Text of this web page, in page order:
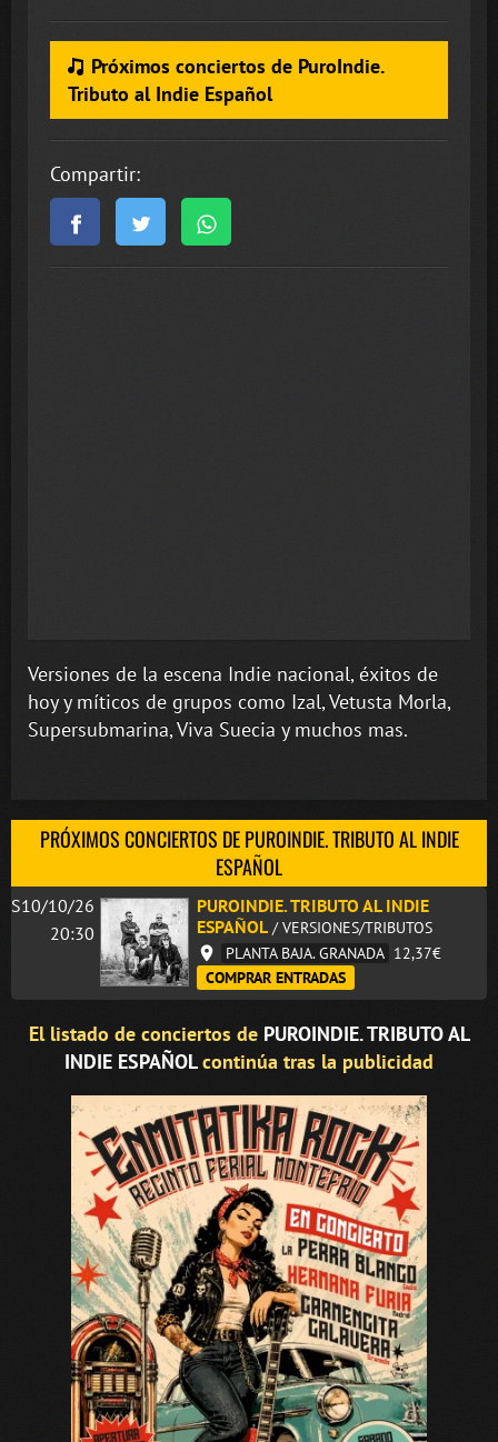
Próximos conciertos de PuroIndie.
Tributo al Indie Español
Compartir:
Versiones de la escena Indie nacional, éxitos de
hoy y míticos de grupos como Izal, Vetusta Morla,
Supersubmarina, Viva Suecia y muchos mas.
PRÓXIMOS CONCIERTOS DE PUROINDIE. TRIBUTO AL INDIE
ESPAÑOL
S10/10/26
20:30
PUROINDIE. TRIBUTO AL INDIE
ESPAÑOL / VERSIONES/TRIBUTOS
PLANTA BAJA. GRANADA 12,37€
COMPRAR ENTRADAS
El listado de conciertos de PUROINDIE. TRIBUTO AL
INDIE ESPAÑOLcontinúa tras la publicidad